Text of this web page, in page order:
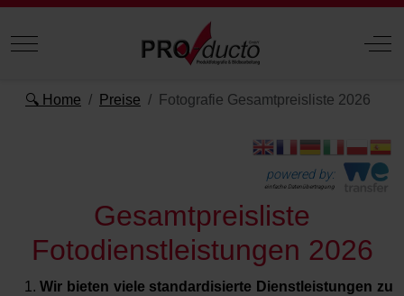
Mobile Menu Toggle Off-
🔍 Home Preise Fotografie Gesamtpreisliste 2026
powered by:
einfache Datenübertragung
Gesamtpreisliste
Fotodienstleistungen 2026
Wir bieten viele standardisierte Dienstleistungen zu